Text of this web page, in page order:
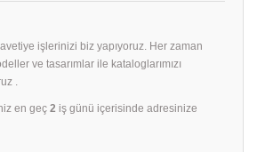
işlerinizi biz yapıyoruz. Her zaman
ve tasarımlar ile kataloglarımızı
.
en geç 2 iş günü içerisinde adresinize